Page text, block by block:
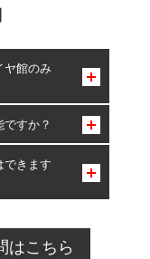
ヤ館のみ
す。すか？
、同時にご予約が
できます
る場合のご予約
はこちら